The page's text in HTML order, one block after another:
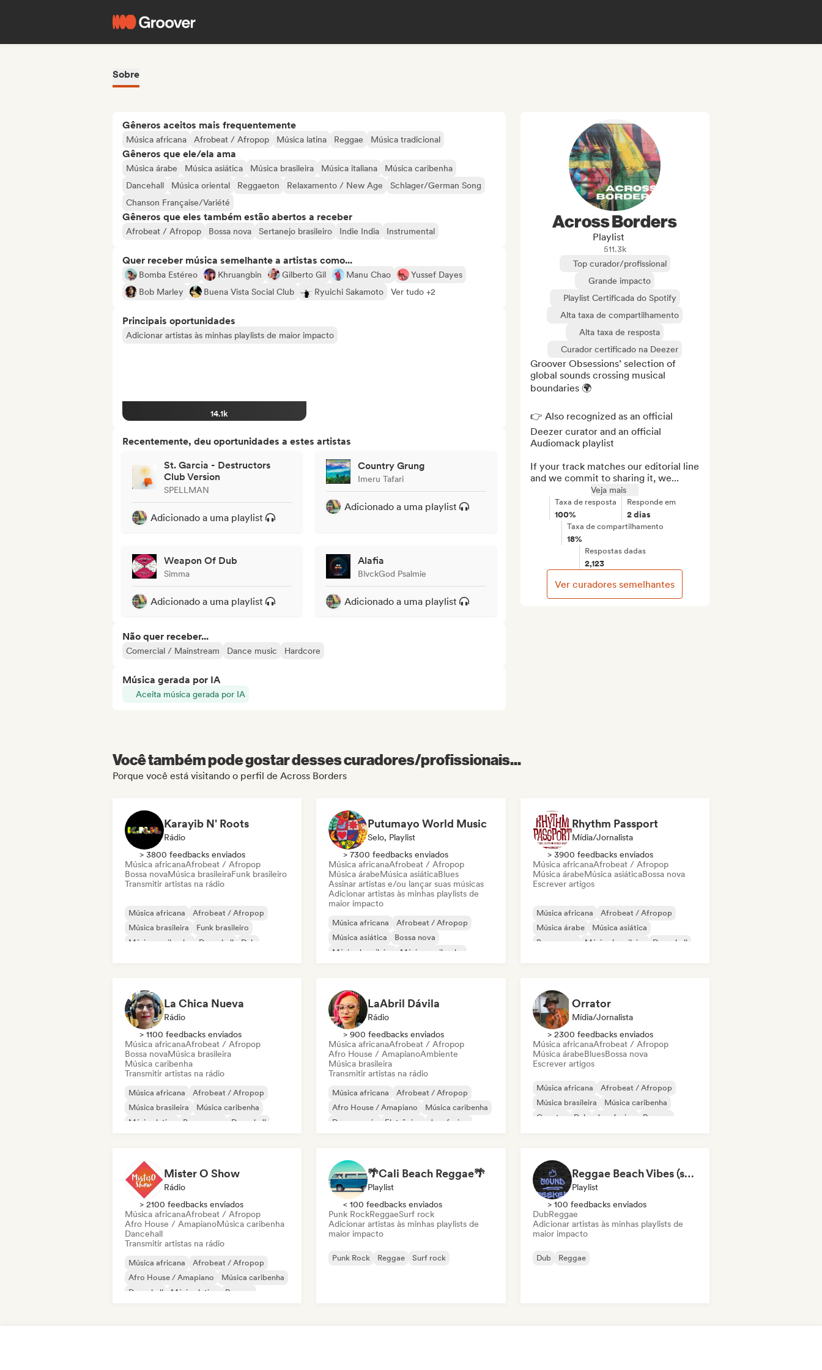
Sobre
Gêneros aceitos mais frequentemente
Música africana Afrobeat / Afropop Música latina Reggae Música tradicional
Gêneros que ele/ela ama
Música árabe Música asiática Música brasileira Música italiana
Música caribenha
Dancehall
Música oriental Reggaeton Relaxamento / New Age
Schlager/German Song
Chanson Française/Variété
Gêneros que eles também estão abertos a receber
Afrobeat / Afropop Bossa nova Sertanejo brasileiro Indie India Instrumental
Quer receber música semelhante a artistas como...
Bomba Estéreo Khruangbin Gilberto Gil Manu Chao
Yussef Dayes
Bob Marley
Buena Vista Social Club Ryuichi Sakamoto Ver tudo +2
Principais oportunidades
Adicionar artistas às minhas playlists de maior impacto
14.1k
Recentemente, deu oportunidades a estes artistas
St. Garcia - Destructors
Club Version
SPELLMAN
Adicionado a uma playlist
Country Grung
Imeru Tafari
Adicionado a uma playlist
Weapon Of Dub
Simma
Adicionado a uma playlist
Alafia
BlvckGod Psalmie
Adicionado a uma playlist
Não quer receber...
Comercial / Mainstream Dance music Hardcore
Música gerada por IA
Aceita música gerada por IA
Across Borders
Playlist
511.3k
Top curador/profissional
Grande impacto
Playlist Certificada do Spotify
Alta taxa de compartilhamento
Alta taxa de resposta
Curador certificado na Deezer
Groover Obsessions’ selection of
global sounds crossing musical
boundaries 🌍
👉 Also recognized as an official
Deezer curator and an official
Audiomack playlist
If your track matches our editorial line
and we commit to sharing it, we...
Veja mais
Taxa de resposta
100%
Responde em
2 dias
Taxa de compartilhamento
18%
Respostas dadas
2,123
Ver curadores semelhantes
Você também pode gostar desses curadores/profissionais...
Porque você está visitando o perfil de Across Borders
Karayib N' Roots
Rádio
> 3800 feedbacks enviados
Música africanaAfrobeat / Afropop
Bossa novaMúsica brasileiraFunk brasileiro
Transmitir artistas na rádio
Música africana
Afrobeat / Afropop
Música brasileira
Funk brasileiro
Música caribenha
Dancehall
Dub
Putumayo World Music
Selo, Playlist
> 7300 feedbacks enviados
Música africanaAfrobeat / Afropop
Música árabeMúsica asiáticaBlues
Assinar artistas e/ou lançar suas músicas
Adicionar artistas às minhas playlists de
maior impacto
Música africana
Afrobeat / Afropop
Música asiática
Bossa nova
Música brasileira
Música caribenha
Rhythm Passport
Mídia/Jornalista
> 3900 feedbacks enviados
Música africanaAfrobeat / Afropop
Música árabeMúsica asiáticaBossa nova
Escrever artigos
Música africana
Afrobeat / Afropop
Música árabe
Música asiática
Bossa nova
Música brasileira
Dancehall
La Chica Nueva
Rádio
> 1100 feedbacks enviados
Música africanaAfrobeat / Afropop
Bossa novaMúsica brasileira
Música caribenha
Transmitir artistas na rádio
Música africana
Afrobeat / Afropop
Música brasileira
Música caribenha
Música latina
Bossa nova
Dancehall
LaAbril Dávila
Rádio
> 900 feedbacks enviados
Música africanaAfrobeat / Afropop
Afro House / AmapianoAmbiente
Música brasileira
Transmitir artistas na rádio
Música africana
Afrobeat / Afropop
Afro House / Amapiano
Música caribenha
Dance music
Eletrônica
Jazz fusion
Orrator
Mídia/Jornalista
> 2300 feedbacks enviados
Música africanaAfrobeat / Afropop
Música árabeBluesBossa nova
Escrever artigos
Música africana
Afrobeat / Afropop
Música brasileira
Música caribenha
Country
Dub Jazz fusion Reggae
Mister O Show
Rádio
> 2100 feedbacks enviados
Música africanaAfrobeat / Afropop
Afro House / AmapianoMúsica caribenha
Dancehall
Transmitir artistas na rádio
Música africana
Afrobeat / Afropop
Afro House / Amapiano
Música caribenha
Dancehall
Música latina
Reggae
🌴Cali Beach Reggae🌴
Playlist
< 100 feedbacks enviados
Punk RockReggaeSurf rock
Adicionar artistas às minhas playlists de
maior impacto
Punk Rock Reggae Surf rock
Reggae Beach Vibes (sound seeker)
Playlist
> 100 feedbacks enviados
DubReggae
Adicionar artistas às minhas playlists de
maior impacto
Dub Reggae